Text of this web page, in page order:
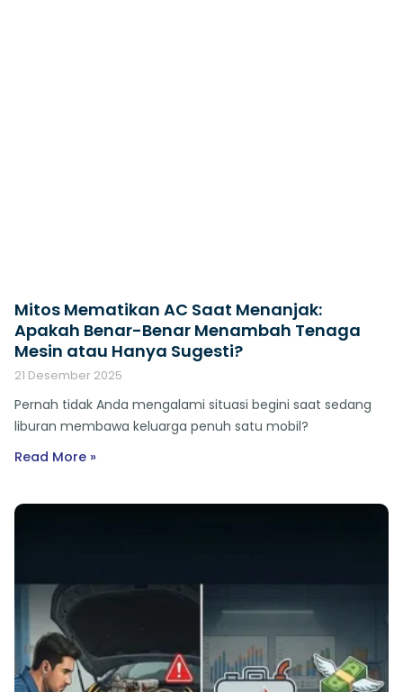
Mitos Mematikan AC Saat Menanjak:
Apakah Benar-Benar Menambah Tenaga
Mesin atau Hanya Sugesti?
21 Desember 2025
Pernah tidak Anda mengalami situasi begini saat sedang
liburan membawa keluarga penuh satu mobil?
Read More »